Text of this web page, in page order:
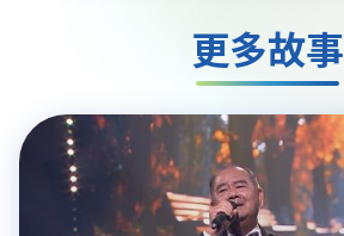
更多故事